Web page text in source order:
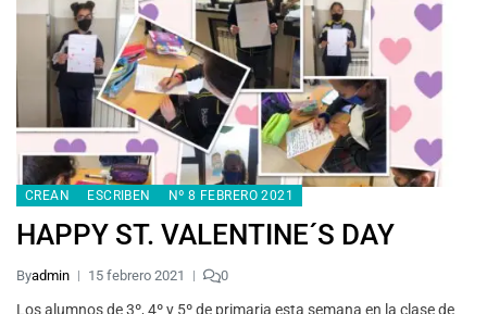
CREAN ESCRIBEN Nº 8 FEBRERO 2021
HAPPY ST. VALENTINE´S DAY
Byadmin 15 febrero 2021 0
Los alumnos de 3º, 4º y 5º de primaria esta semana en la clase de